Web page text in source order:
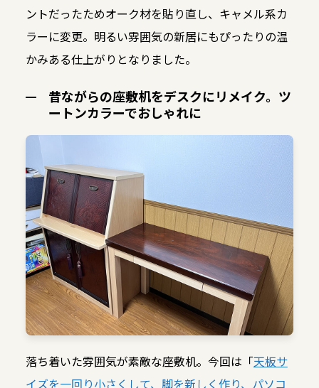
ントだったためオーク材を貼り直し、キャメル系カ
ラーに変更。明るい雰囲気の新居にもぴったりの温
かみある仕上がりとなりました。
昔ながらの座敷机をデスクにリメイク。ツ
ートンカラーでおしゃれに
落ち着いた雰囲気が素敵な座敷机。今回は「天板サ
イズを一回り小さくして、脚を新しく作り、パソコ